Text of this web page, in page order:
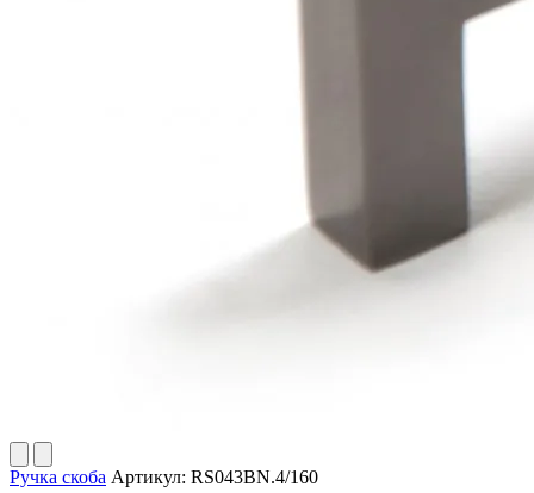
Ручка скоба Артикул: RS043BN.4/160